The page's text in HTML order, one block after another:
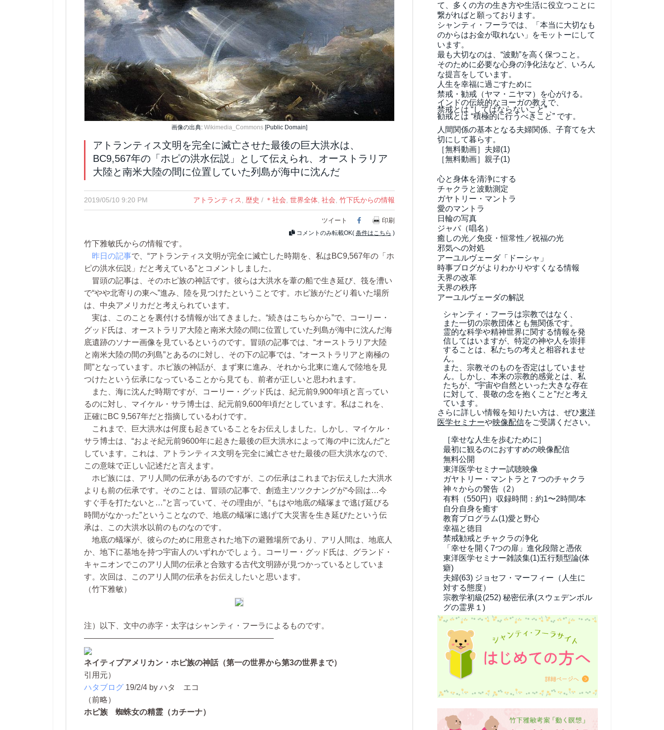
画像の出典: Wikimedia_Commons[Public Domain]
アトランティス文明を完全に滅亡させた最後の巨大洪水は、
BC9,567年の「ホピの洪水伝説」として伝えられ、オーストラリア
大陸と南米大陸の間に位置していた列島が海中に沈んだ
2019/05/10 9:20 PM アトランティス 歴史 / ＊社会 世界全体, 社会 竹下氏からの情報
ツイート Facebook
印刷
コメントのみ転載OK( 条件はこちら )
竹下雅敏氏からの情報です。
昨日の記事で、“アトランティス文明が完全に滅亡した時期を、私はBC9,567年の「ホ
ピの洪水伝説」だと考えている”とコメントしました。
冒頭の記事は、そのホピ族の神話です。彼らは大洪水を葦の船で生き延び、筏を漕い
で“やや北寄りの東へ”進み、陸を見つけたということです。ホピ族がたどり着いた場所
は、中央アメリカだと考えられています。
実は、このことを裏付ける情報が出てきました。“続きはこちらから”で、コーリー・
グッド氏は、オーストラリア大陸と南米大陸の間に位置していた列島が海中に沈んだ海
底遺跡のソナー画像を見ているというのです。冒頭の記事では、“オーストラリア大陸
と南米大陸の間の列島”とあるのに対し、その下の記事では、“オーストラリアと南極の
間”となっています。ホピ族の神話が、まず東に進み、それから北東に進んで陸地を見
つけたという伝承になっていることから見ても、前者が正しいと思われます。
また、海に沈んだ時期ですが、コーリー・グッド氏は、紀元前9,900年頃と言ってい
るのに対し、マイケル・サラ博士は、紀元前9,600年頃だとしています。私はこれを、
正確にBC 9,567年だと指摘しているわけです。
これまで、巨大洪水は何度も起きていることをお伝えしました。しかし、マイケル・
サラ博士は、“およそ紀元前9600年に起きた最後の巨大洪水によって海の中に沈んだ”と
しています。これは、アトランティス文明を完全に滅亡させた最後の巨大洪水なので、
この意味で正しい記述だと言えます。
ホピ族には、アリ人間の伝承があるのですが、この伝承はこれまでお伝えした大洪水
よりも前の伝承です。そのことは、冒頭の記事で、創造主ソツクナングが“今回は…今
すぐ手を打たないと…”と言っていて、その理由が、“もはや地底の蟻塚まで逃げ延びる
時間がなかった”ということなので、地底の蟻塚に逃げて大災害を生き延びたという伝
承は、この大洪水以前のものなのです。
地底の蟻塚が、彼らのために用意された地下の避難場所であり、アリ人間は、地底人
か、地下に基地を持つ宇宙人のいずれかでしょう。コーリー・グッド氏は、グランド・
キャニオンでこのアリ人間の伝承と合致する古代文明跡が見つかっているとしていま
す。次回は、このアリ人間の伝承をお伝えしたいと思います。
（竹下雅敏）
注）以下、文中の赤字・太字はシャンティ・フーラによるものです。
————————————————————————
ネイティブアメリカン・ホピ族の神話（第一の世界から第3の世界まで）
引用元）
ハタブログ 19/2/4 by ハタ エコ
（前略）
ホピ族 蜘蛛女の精霊（カチーナ）
て、 多くの方の生き方や生活に役立つことに
繋がればと願っております。
シャンティ・フーラでは、「本当に大切なも
のからはお金が取れない」をモットーにして
います。
最も大切なのは、“波動”を高く保つこと。
そのために必要な心身の浄化法など、いろん
な提言をしています。
人生を幸福に過ごすために
禁戒・勧戒（ヤマ・ニヤマ）を心がける。
インドの伝統的なヨーガの教えで、
禁戒とは “してはならないこと” 、
勧戒とは “積極的に行うべきこと” です。
人間関係の基本となる夫婦関係、子育てを大
切にして暮らす。
［無料動画］夫婦(1)
［無料動画］親子(1)
心と身体を清浄にする
チャクラと波動測定
ガヤトリー・マントラ
愛のマントラ
日輪の写真
ジャパ（唱名）
癒しの光／免疫・恒常性／祝福の光
邪気への対処
アーユルヴェーダ「ドーシャ」
時事ブログがよりわかりやすくなる情報
天界の改革
天界の秩序
アーユルヴェーダの解説
シャンティ・フーラは宗教ではなく、
また一切の宗教団体とも無関係です。
霊的な科学や精神世界に関する情報を発
信してはいますが、特定の神や人を崇拝
することは、私たちの考えと相容れませ
ん。
また、宗教そのものを否定はしていませ
ん。しかし、本来の宗教的感覚とは、私
たちが、“宇宙や自然といった大きな存在
に対して、畏敬の念を抱くこと”だと考え
ています。
さらに詳しい情報を知りたい方は、ぜひ東洋
医学セミナーや映像配信をご受講ください。
［幸せな人生を歩むために］
最初に観るのにおすすめの映像配信
無料公開
東洋医学セミナー試聴映像
ガヤトリー・マントラと７つのチャクラ
神々からの警告（2）
有料（550円） 収録時間：約1〜2時間/本
自分自身を癒す
教育プログラム(1)愛と野心
幸福と徳目
禁戒勧戒とチャクラの浄化
「幸せを開く7つの扉」進化段階と憑依
東洋医学セミナー雑談集(1)五行類型論(体
癖)
夫婦(63) ジョセフ・マーフィー（人生に
対する態度）
宗教学初級(252) 秘密伝承(スウェデンボル
グの霊界１)